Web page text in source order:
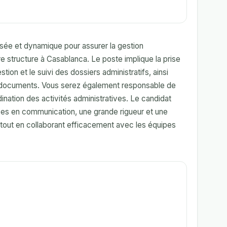
et dynamique pour assurer la gestion
structure à Casablanca. Le poste implique la prise
et le suivi des dossiers administratifs, ainsi
Vous serez également responsable de
des activités administratives. Le candidat
en communication, une grande rigueur et une
en collaborant efficacement avec les équipes